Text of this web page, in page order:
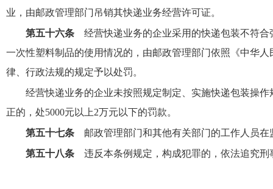
业，由邮政管理部门吊销其快递业务经营许可证。
第五十六条经营快递业务的企业采用的快递包装不符合
一次性塑料制品的使用情况的，由邮政管理部门依照《中华
律、行政法规的规定予以处罚。
经营快递业务的企业未按照规定制定、实施快递包装操
正的，处5000元以上2万元以下的罚款。
第五十七条邮政管理部门和其他有关部门的工作人员在
第五十八条违反本条例规定，构成犯罪的，依法追究刑